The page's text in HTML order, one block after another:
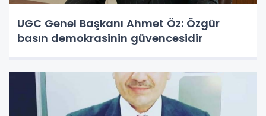
UGC Genel Başkanı Ahmet Öz: Özgür
basın demokrasinin güvencesidir